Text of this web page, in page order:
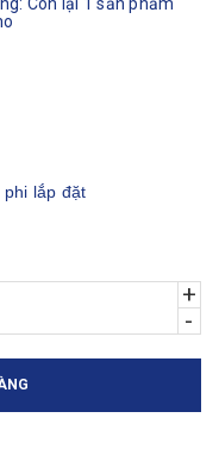
lắp đặt
+
-